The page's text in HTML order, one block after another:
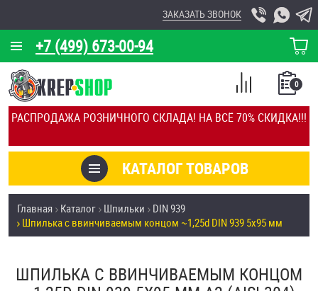
РАСПРОДАЖА РОЗНИЧНОГО СКЛАДА! НА ВСЁ 70% СКИДКА!!!
+7 (499) 673-00-94
ЗАКАЗАТЬ ЗВОНОК
КОРЗИНА
О КОМПАНИИ
КАЛЬКУЛЯТОР
ОТЗЫВЫ
УСЛУГИ
СКИДКИ
ОПТ
КАТАЛОГ ТОВАРОВ
0
СПИСОК
СРАВНЕНИЕ
Товары со скидкой
Анкеры
Антивандальный крепёж, инструмент
Главная Каталог Шпильки
DIN 939
Шпилька c ввинчиваемым концом ~1,25d DIN 939 5х95 мм
ШПИЛЬКА C ВВИНЧИВАЕМЫМ КОНЦОМ